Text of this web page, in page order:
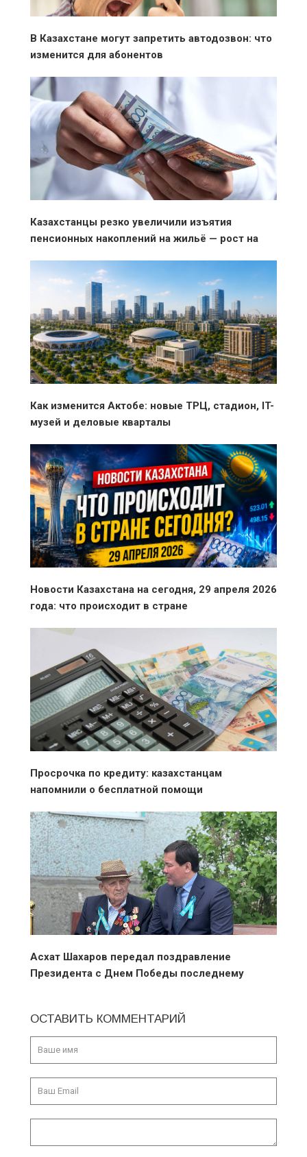
В Казахстане могут запретить автодозвон: что
изменится для абонентов
Казахстанцы резко увеличили изъятия
пенсионных накоплений на жильё — рост на
Как изменится Актобе: новые ТРЦ, стадион, IT-
музей и деловые кварталы
Новости Казахстана на сегодня, 29 апреля 2026
года: что происходит в стране
Просрочка по кредиту: казахстанцам
напомнили о бесплатной помощи
Асхат Шахаров передал поздравление
Президента с Днем Победы последнему
ОСТАВИТЬ КОММЕНТАРИЙ